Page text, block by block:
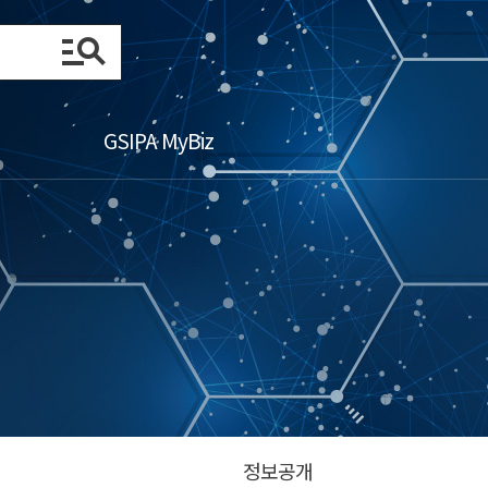
GSIPA MyBiz
정보공개